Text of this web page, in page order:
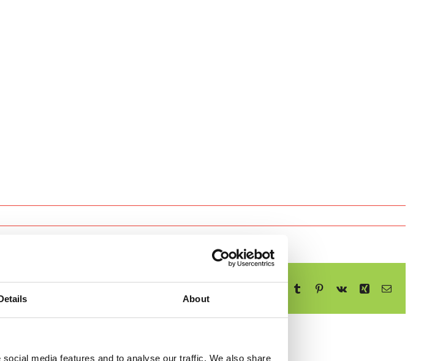
About
media features and to analyse our traffic. We also share
WhatsAppTelegramTumblr Pinterest
Vk XingE-